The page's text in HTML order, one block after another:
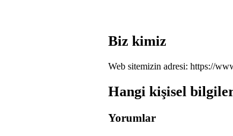
Biz kimiz
Web sitemizin adresi: https://
Hangi kişisel
Yorumlar